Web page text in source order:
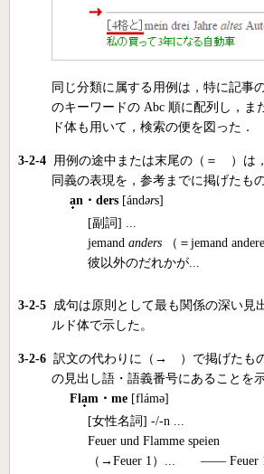
同じ分類に属する用例は，特に記事
のキーワードの Abc 順に配列し，ま
ド体も用いて，検索の便を図った．
3-2-4用例の途中または末尾の（＝ ）は
同義の表現を，参考までに掲げたも
an・ders [ándərs]
[副詞] ...
jemandanders （＝jemand
彼以外のだれかが...
3-2-5成句は原則として最も関係の深い見
ルド体で示した。
3-2-6訳文の代わりに（→ ）で掲げたも
の見出し語・語義番号にあることを
Flam・me [flámə]
[女性名詞] -/-n ...
Feuer und Flamme speien
（→Feuer 1）... ―― Feuer 1